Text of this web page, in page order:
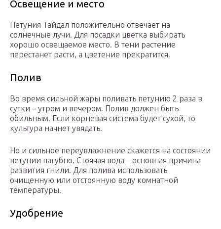
Освещение и место
Петуния Тайдал положительно отвечает на
солнечные лучи. Для посадки цветка выбирать
хорошо освещаемое место. В тени растение
перестанет расти, а цветение прекратится.
Полив
Во время сильной жары поливать петунию 2 раза в
сутки – утром и вечером. Полив должен быть
обильным. Если корневая система будет сухой, то
культура начнет увядать.
Но и сильное переувлажнение скажется на состоянии
петунии пагубно. Стоячая вода – основная причина
развития гнили. Для полива использовать
очищенную или отстоянную воду комнатной
температуры.
Удобрение